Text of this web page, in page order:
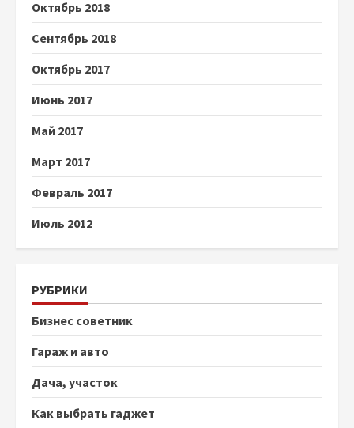
Октябрь 2018
Сентябрь 2018
Октябрь 2017
Июнь 2017
Май 2017
Март 2017
Февраль 2017
Июль 2012
РУБРИКИ
Бизнес советник
Гараж и авто
Дача, участок
Как выбрать гаджет